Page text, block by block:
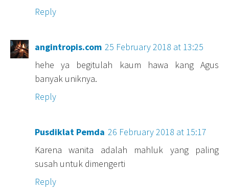
Reply
angintropis.com 25 February 2018 at 13:25
hehe ya begitulah kaum hawa kang Agus
banyak uniknya.
Reply
Pusdiklat Pemda 26 February 2018 at 15:17
Karena wanita adalah mahluk yang paling
susah untuk dimengerti
Reply